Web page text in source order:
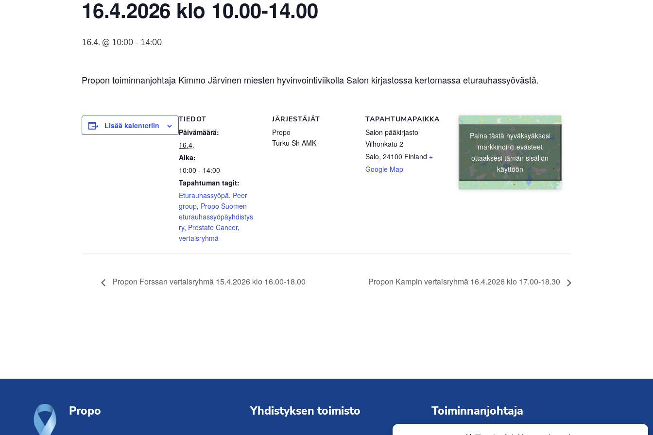
Syöpäyhdistyksen16.4.2026 klo 10.00-14.00
16.4. @ 10:00 - 14:00
Propon toiminnanjohtaja Kimmo Järvinen miesten hyvinvointiviikolla Salon kirjastossa kertomassa eturauhassyövästä.
Lisää kalenteriin
TIEDOT
Päivämäärä:
16.4.
Aika:
10:00 - 14:00
Tapahtuman tagit:
Eturauhassyöpä, Peer
group, Propo Suomen
eturauhassyöpäyhdistys
ry, Prostate Cancer,
vertaisryhmä
JÄRJESTÄJÄT
Propo
Turku Sh AMK
TAPAHTUMAPAIKKA
Salon pääkirjasto
Vilhonkatu 2
Salo, 24100 Finland +
Google Map
Paina tästä hyväksyäksesi
markkinointi evästeet
ottaaksesi tämän sisällön
käyttöön
Propon Forssan vertaisryhmä 15.4.2026 klo 16.00-18.00 Propon Kampin vertaisryhmä 16.4.2026 klo 17.00-18.30
Propo Yhdistyksen toimisto Toiminnanjohtaja